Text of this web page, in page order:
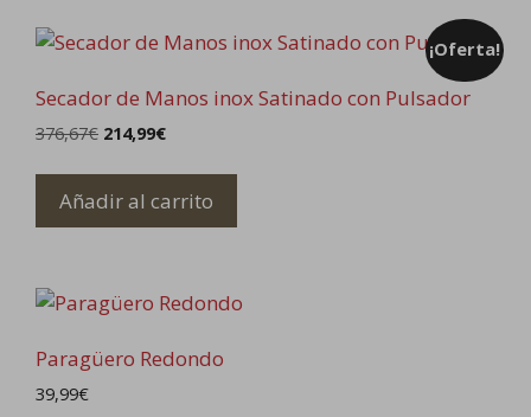
Las
opciones
se
¡Oferta!
Secador de Manos inox Satinado con Pulsador
376,67€ El
original
era:
376,67€.
214,99€El
actual
es:
214,99€.
Añadir al carrito
Paragüero Redondo
39,99€